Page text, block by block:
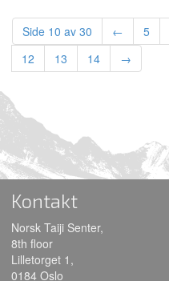
Side 10 av 30 ← 5
12
13 14 →
Kontakt
Norsk Taiji Senter,
8th floor
Lilletorget 1,
0184 Oslo